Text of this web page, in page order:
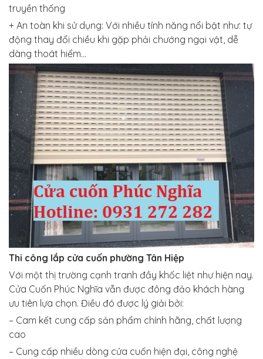
truyền thống
+ An toàn khi sử dụng: Với nhiều tính năng nổi bật như: tự
động thay đổi chiều khi gặp phải chướng ngại vật, dễ
dàng thoát hiểm…
Thi công lắp cửa cuốn phường Tân Hiệp
Với một thị trường cạnh tranh đầy khốc liệt như hiện nay.
Cửa Cuốn Phúc Nghĩa vẫn được đông đảo khách hàng
ưu tiên lựa chọn. Điều đó được lý giải bởi:
– Cam kết cung cấp sản phẩm chính hãng, chất lượng
cao
– Cung cấp nhiều dòng cửa cuốn hiện đại, công nghệ